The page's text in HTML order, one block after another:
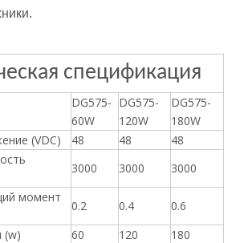
спецификация
DG575-
60W
DG575-
120W
DG575-
180W
(VDC)
48 48
48
3000 3000
3000
момент
0.2 0.4
0.6
(w)
60 120
180